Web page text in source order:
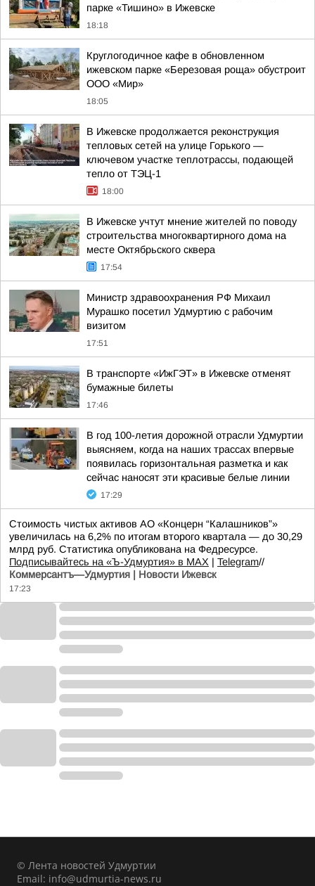
парке «Тишино» в Ижевске
18:18
Круглогодичное кафе в обновленном
ижевском парке «Березовая роща» обустроит
ООО «Мир»
18:05
В Ижевске продолжается реконструкция
тепловых сетей на улице Горького —
ключевом участке теплотрассы, подающей
тепло от ТЭЦ-1
18:00
В Ижевске учтут мнение жителей по поводу
строительства многоквартирного дома на
месте Октябрьского сквера
17:54
Министр здравоохранения РФ Михаил
Мурашко посетил Удмуртию с рабочим
визитом
17:51
В транспорте «ИжГЭТ» в Ижевске отменят
бумажные билеты
17:46
В год 100-летия дорожной отрасли Удмуртии
выясняем, когда на наших трассах впервые
появилась горизонтальная разметка и как
сейчас наносят эти красивые белые линии
17:29
Стоимость чистых активов АО «Концерн “Калашников”»
увеличилась на 6,2% по итогам второго квартала — до 30,29
млрд руб. Статистика опубликована на Федресурсе.
Подписывайтесь на «Ъ-Удмуртия» в MAX | Telegram//
Коммерсантъ—Удмуртия | Новости Ижевск
17:23
© Лента новостей Удмуртии
Email: info@udmurtia-news.ru